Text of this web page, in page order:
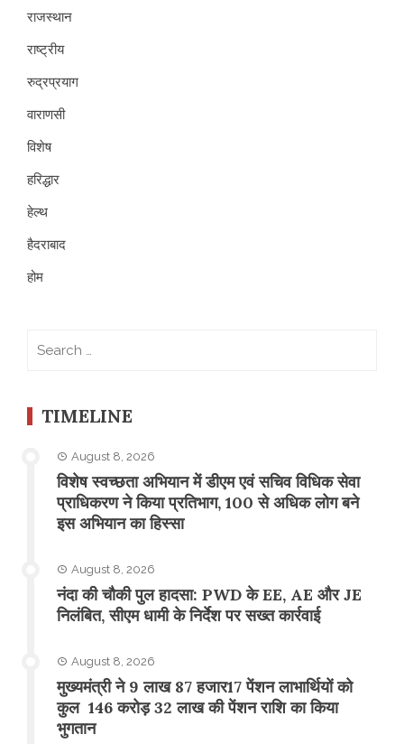
राजस्थान
राष्ट्रीय
रुद्रप्रयाग
वाराणसी
विशेष
हरिद्धार
हेल्थ
हैदराबाद
होम
TIMELINE
August 8, 2026
विशेष स्वच्छता अभियान में डीएम एवं सचिव विधिक सेवा
प्राधिकरण ने किया प्रतिभाग, 100 से अधिक लोग बने
इस अभियान का हिस्सा
August 8, 2026
नंदा की चौकी पुल हादसा: PWD के EE, AE और JE
निलंबित, सीएम धामी के निर्देश पर सख्त कार्रवाई
August 8, 2026
मुख्यमंत्री ने 9 लाख 87 हजार17 पेंशन लाभार्थियों को
कुल 146 करोड़ 32 लाख की पेंशन राशि का किया
भुगतान